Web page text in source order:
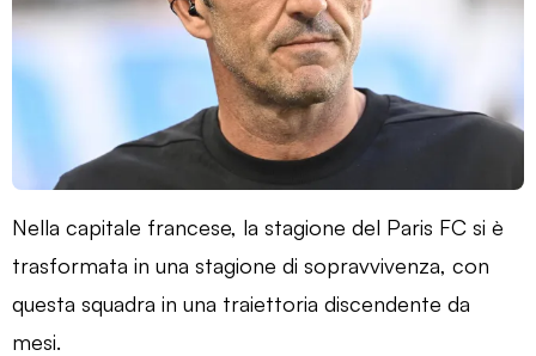
Nella capitale francese, la stagione del Paris FC si è
trasformata in una stagione di sopravvivenza, con
questa squadra in una traiettoria discendente da
mesi.